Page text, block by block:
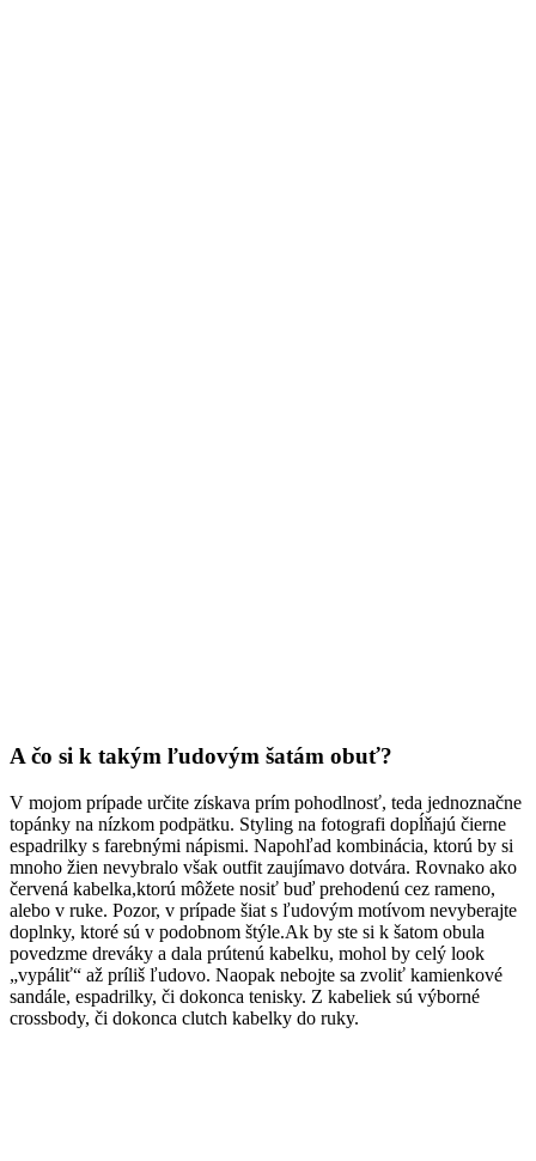
A čo si k takým ľudovým šatám obuť?
V mojom prípade určite získava prím pohodlnosť, teda jednoznačne
topánky na nízkom podpätku. Styling na fotografi dopĺňajú čierne
espadrilky s farebnými nápismi. Napohľad kombinácia, ktorú by si
mnoho žien nevybralo však outfit zaujímavo dotvára. Rovnako ako
červená kabelka,ktorú môžete nosiť buď prehodenú cez rameno,
alebo v ruke. Pozor, v prípade šiat s ľudovým motívom nevyberajte
doplnky, ktoré sú v podobnom štýle.Ak by ste si k šatom obula
povedzme dreváky a dala prútenú kabelku, mohol by celý look
„vypáliť“ až príliš ľudovo. Naopak nebojte sa zvoliť kamienkové
sandále, espadrilky, či dokonca tenisky. Z kabeliek sú výborné
crossbody, či dokonca clutch kabelky do ruky.